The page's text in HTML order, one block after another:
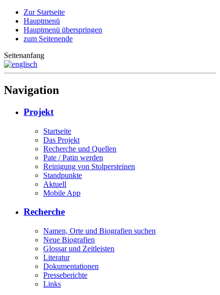
Zur Startseite
Hauptmenü
Hauptmenü überspringen
zum Seitenende
Seitenanfang
Navigation
Projekt
Startseite
Das Projekt
Recherche und Quellen
Pate / Patin werden
Reinigung von Stolpersteinen
Standpunkte
Aktuell
Mobile App
Recherche
Namen, Orte und Biografien suchen
Neue Biografien
Glossar und Zeitleisten
Literatur
Dokumentationen
Presseberichte
Links